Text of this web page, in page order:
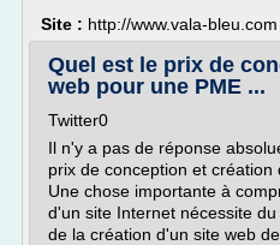
Site : http://www.vala-bleu.com
Quel est le prix de
web pour une PME ...
Twitter0
Il n'y a pas de réponse
prix de conception et création
Une chose importante à
d'un site Internet nécessite
de la création d'un site web